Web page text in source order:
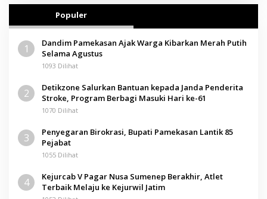
Populer
1
Dandim Pamekasan Ajak Warga Kibarkan Merah Putih
Selama Agustus
1093 Dilihat
2
Detikzone Salurkan Bantuan kepada Janda Penderita
Stroke, Program Berbagi Masuki Hari ke-61
1070 Dilihat
3
Penyegaran Birokrasi, Bupati Pamekasan Lantik 85
Pejabat
1055 Dilihat
4
Kejurcab V Pagar Nusa Sumenep Berakhir, Atlet
Terbaik Melaju ke Kejurwil Jatim